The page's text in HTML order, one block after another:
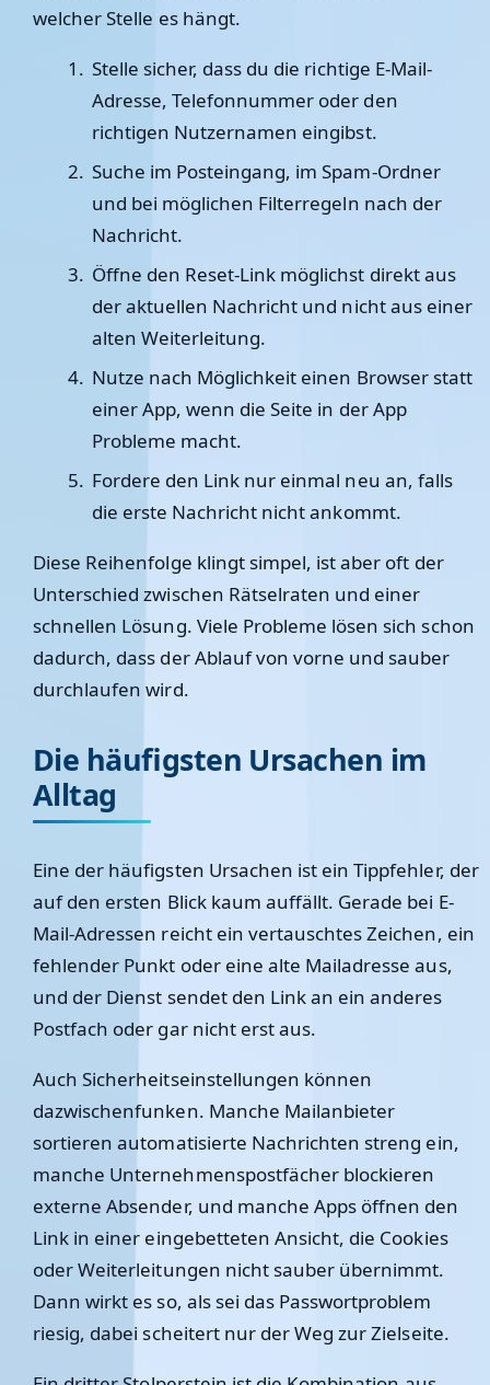
welcher Stelle es hängt.
Stelle sicher, dass du die richtige E-Mail-
Adresse, Telefonnummer oder den
richtigen Nutzernamen eingibst.
Suche im Posteingang, im Spam-Ordner
und bei möglichen Filterregeln nach der
Nachricht.
Öffne den Reset-Link möglichst direkt aus
der aktuellen Nachricht und nicht aus einer
alten Weiterleitung.
Nutze nach Möglichkeit einen Browser statt
einer App, wenn die Seite in der App
Probleme macht.
Fordere den Link nur einmal neu an, falls
die erste Nachricht nicht ankommt.
Diese Reihenfolge klingt simpel, ist aber oft der
Unterschied zwischen Rätselraten und einer
schnellen Lösung. Viele Probleme lösen sich schon
dadurch, dass der Ablauf von vorne und sauber
durchlaufen wird.
Die häufigsten Ursachen im
Alltag
Eine der häufigsten Ursachen ist ein Tippfehler, der
auf den ersten Blick kaum auffällt. Gerade bei E-
Mail-Adressen reicht ein vertauschtes Zeichen, ein
fehlender Punkt oder eine alte Mailadresse aus,
und der Dienst sendet den Link an ein anderes
Postfach oder gar nicht erst aus.
Auch Sicherheitseinstellungen können
dazwischenfunken. Manche Mailanbieter
sortieren automatisierte Nachrichten streng ein,
manche Unternehmenspostfächer blockieren
externe Absender, und manche Apps öffnen den
Link in einer eingebetteten Ansicht, die Cookies
oder Weiterleitungen nicht sauber übernimmt.
Dann wirkt es so, als sei das Passwortproblem
riesig, dabei scheitert nur der Weg zur Zielseite.